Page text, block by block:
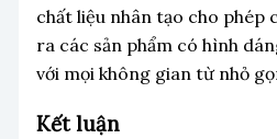
chất liệu nhân tạo cho phép
ra các sản phẩm có hình
với mọi không gian từ nhỏ
Kết luận